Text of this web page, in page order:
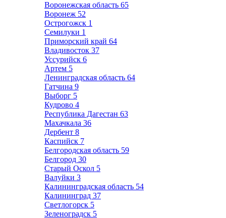
Воронежская область 65
Воронеж 52
Острогожск 1
Семилуки 1
Приморский край 64
Владивосток 37
Уссурийск 6
Артем 5
Ленинградская область 64
Гатчина 9
Выборг 5
Кудрово 4
Республика Дагестан 63
Махачкала 36
Дербент 8
Каспийск 7
Белгородская область 59
Белгород 30
Старый Оскол 5
Валуйки 3
Калининградская область 54
Калининград 37
Светлогорск 5
Зеленоградск 5